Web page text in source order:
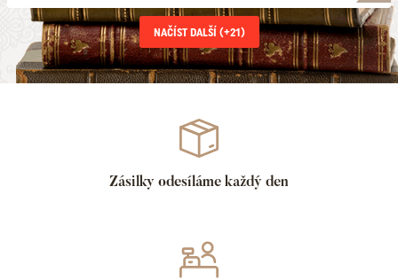
NAČÍST DALŠÍ (+21)
Zásilky odesíláme každý den